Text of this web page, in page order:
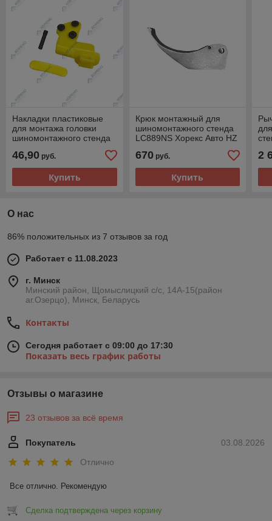
Накладки пластиковые
для монтажа головки
шиномонтажного стенда
LC889NS Хорекс Авто HZ
08.300.024B
46,90 руб.
Купить
Крюк монтажный для
шиномонтажного стенда
LC889NS Хорекс Авто HZ
670руб.
Купить
2
О нас
86% положительных из 7 отзывов за год
Работает с 11.08.2023
г. Минск
Минский район, Щомыслицкий с/с, 14А-15(район
аг.Озерцо), Минск, Беларусь
Контакты
Сегодня работает с 09:00 до 17:30
Показать весь график работы
Отзывы о магазине
23 отзывов за всё время
03.08.2026
Покупатель
Отлично
Все отлично. Рекомендую
Сделка подтверждена через корзину